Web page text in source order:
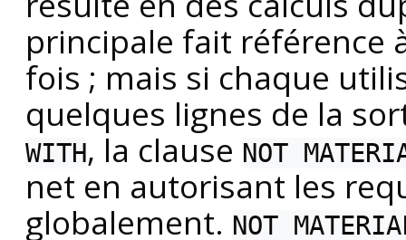
principale fait référence
fois ; mais si chaque
quelques lignes de la
WITH, la clause NOT
net en autorisant les
globalement. NOT